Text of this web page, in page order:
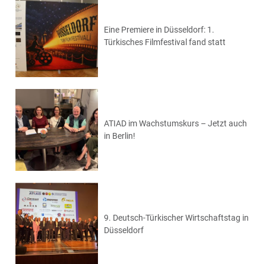
Eine Premiere in Düsseldorf: 1.
Türkisches Filmfestival fand statt
ATIAD im Wachstumskurs – Jetzt auch
in Berlin!
9. Deutsch-Türkischer Wirtschaftstag in
Düsseldorf